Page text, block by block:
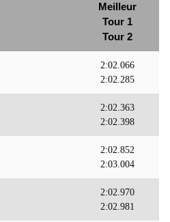
Meilleur
Tour 1
Tour 2
2:02.066
2:02.285
2:02.363
2:02.398
2:02.852
2:03.004
2:02.970
2:02.981